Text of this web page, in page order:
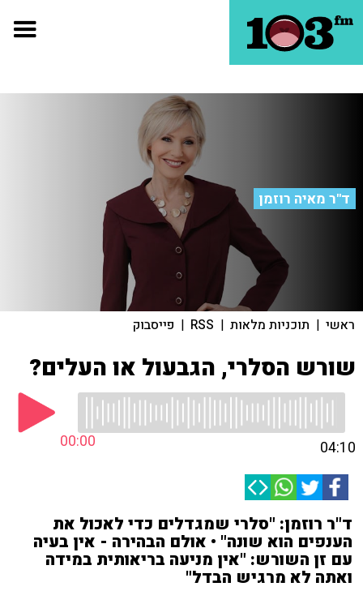
ד"ר מאיה רוזמן
ראשי | תוכניות מלאות |
RSS
| פייסבוק
שורש הסלרי, הגבעול או העלים?
00:00 04:10
ד"ר רוזמן: "סלרי שמגדלים כדי לאכול את
הענפים הוא שונה" • אולם הבהירה - אין בעיה
עם זן השורש: "אין מניעה בריאותית במידה
ואתה לא מרגיש הבדל"